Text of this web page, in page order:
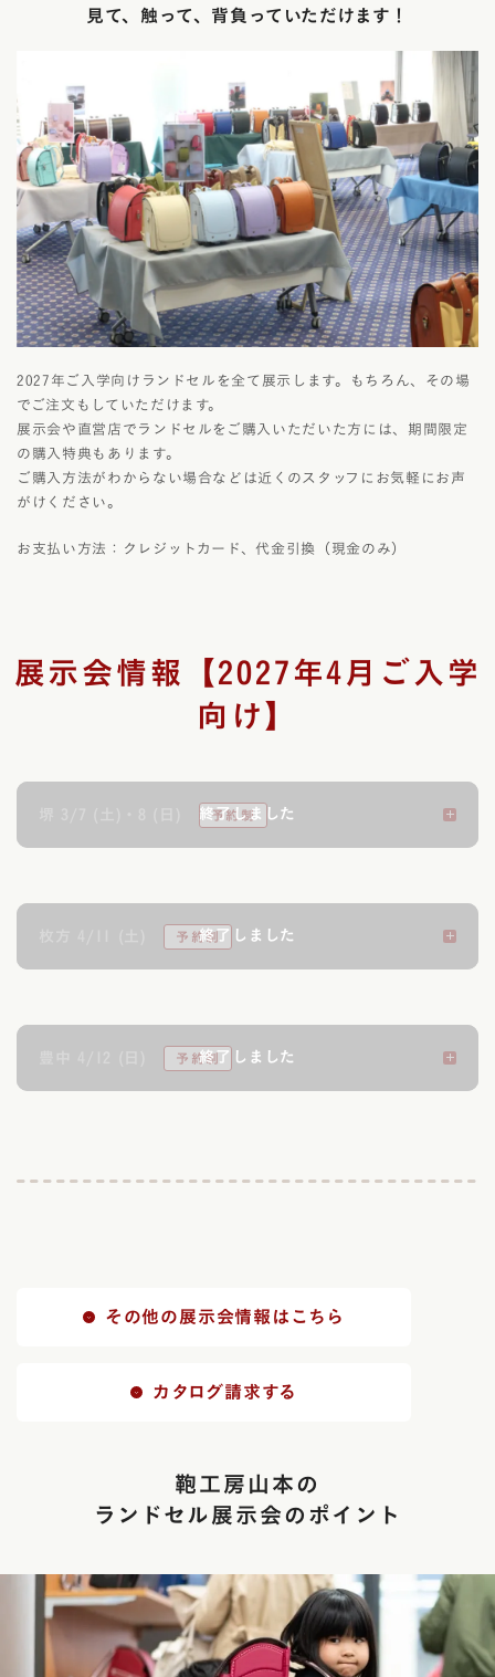
見て、触って、背負っていただけます！
2027年ご入学向けランドセルを全て展示します。もちろん、その場
でご注文もしていただけます。
展示会や直営店でランドセルをご購入いただいた方には、期間限定
の購入特典もあります。
ご購入方法がわからない場合などは近くのスタッフにお気軽にお声
がけください。
お支払い方法：クレジットカード、代金引換（現金のみ）
展示会情報【2027年4月ご入学
向け】
その他の展示会情報はこちら
カタログ請求する
鞄工房山本の
ランドセル展示会のポイント